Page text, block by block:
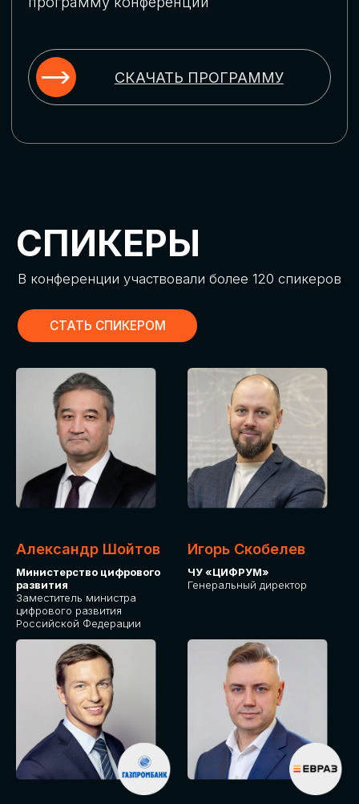
Александр Шойтов
Министерство цифрового
развития
Заместитель министра
цифрового развития
Российской Федерации
Игорь Скобелев
ЧУ «ЦИФРУМ»
Генеральный директор